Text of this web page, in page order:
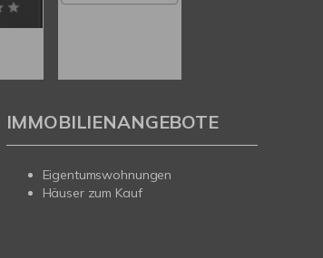
IMMOBILIENANGEBOTE
Eigentumswohnungen
Häuser zum Kauf